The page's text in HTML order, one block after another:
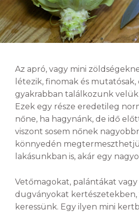
Az apró, vagy mini
létezik, finomak és mutatósak,
gyakrabban találkozunk
Ezek egy része eredetileg
nőne, ha hagynánk, de idő
viszont sosem nőnek
könnyedén
lakásunkban is, akár egy
Vetőmagokat, palántákat vagy
dugványokat kertészetekben,
keressünk. Egy ilyen mini